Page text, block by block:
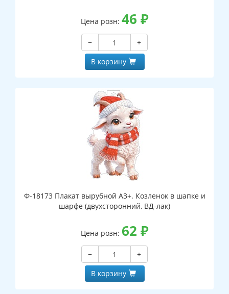
Цена розн: 46 ₽
−
+
В корзину
Ф-18173 Плакат вырубной А3+. Козленок в шапке и
шарфе (двухсторонний, ВД-лак)
Цена розн: 62 ₽
−
+
В корзину